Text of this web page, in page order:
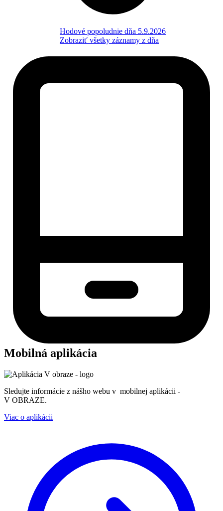
Hodové popoludnie dňa 5.9.2026
Zobraziť všetky záznamy z dňa
Mobilná aplikácia
Sledujte informácie z nášho webu v mobilnej aplikácii -
V OBRAZE.
Viac o aplikácii